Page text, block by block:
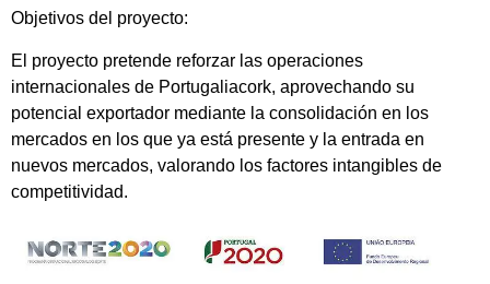
Objetivos del proyecto:
El proyecto pretende reforzar las operaciones
internacionales de Portugaliacork, aprovechando su
potencial exportador mediante la consolidación en los
mercados en los que ya está presente y la entrada en
nuevos mercados, valorando los factores intangibles de
competitividad.